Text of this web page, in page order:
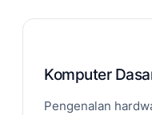
Komputer
Pengenalan